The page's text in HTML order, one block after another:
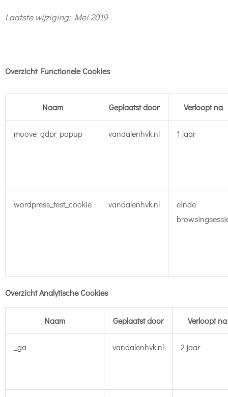
Laatste wijziging: Mei 2019
Overzicht Functionele Cookies
Naam Geplaatst door Verloopt na
moove_gdpr_popup vandalenhvk.nl 1 jaar
wordpress_test_cookie vandalenhvk.nl
einde
Overzicht Analytische Cookies
Naam Geplaatst door Verloopt na
_ga vandalenhvk.nl 2 jaar